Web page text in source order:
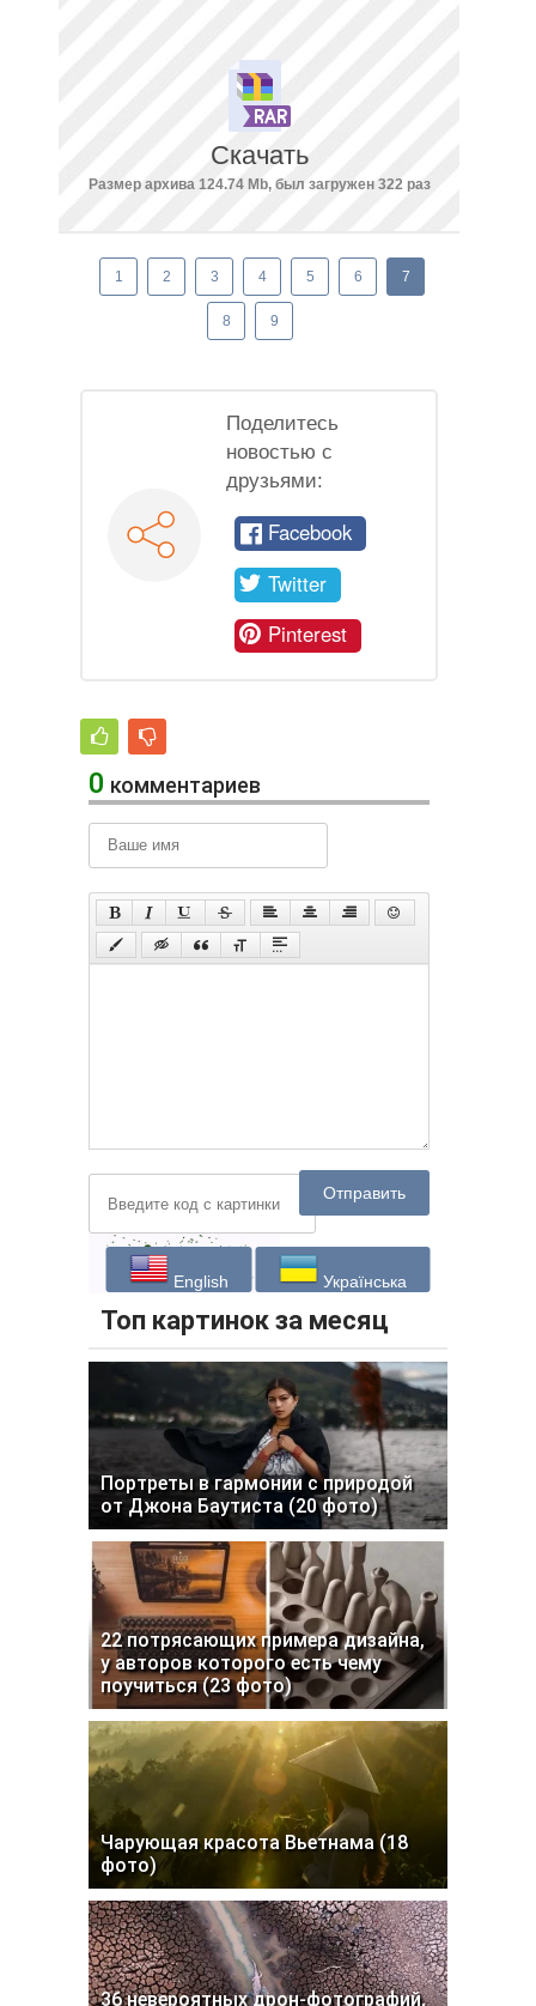
Скачать
Размер архива 124.74 Mb, был загружен 322 раз
1 2 3 4 5 6 7
8 9
Поделитесь
новостью с
друзьями:
Facebook
Twitter
Pinterest
0 комментариев
Отправить
English Українська
Топ картинок за месяц
Портреты в гармонии с природой
от Джона Баутиста (20 фото)
22 потрясающих примера дизайна,
у авторов которого есть чему
поучиться (23 фото)
Чарующая красота Вьетнама (18
фото)
36 невероятных дрон-фотографий,